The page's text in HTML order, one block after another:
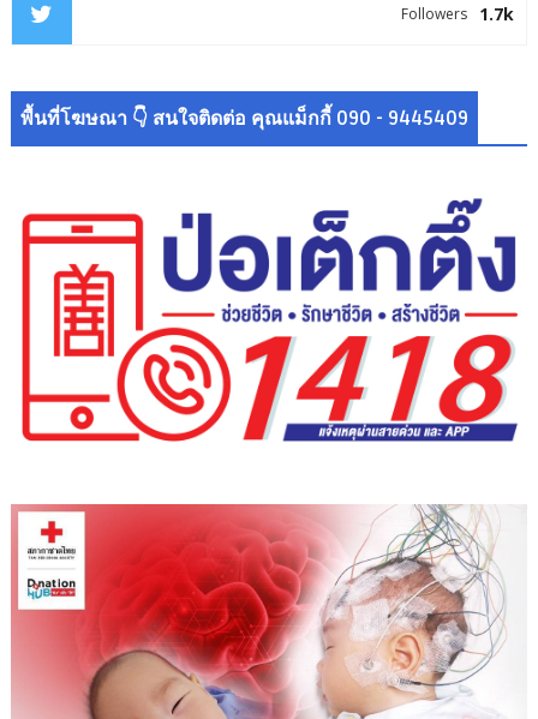
1.7k
Followers
พื้นที่โฆษณา 👇 สนใจติดต่อ คุณแม็กกี้ 090 - 9445409